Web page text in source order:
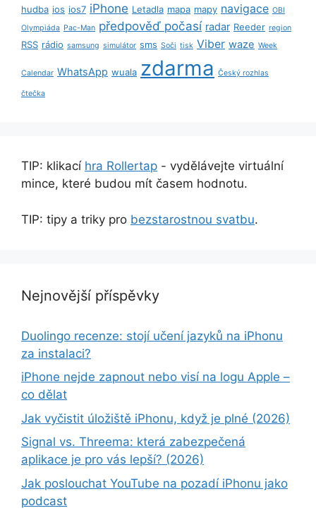
hudba ios ios7 iPhone Letadla mapa mapy navigace OBI
Olympiáda Pac-Man předpověď počasí radar Reeder region
RSS rádio samsung simulátor sms Soči tisk Viber waze Week
Calendar WhatsApp wuala zdarma Český rozhlas
čtečka
TIP: klikací hra Rollertap - vydělávejte virtuální
mince, které budou mít časem hodnotu.
TIP: tipy a triky pro bezstarostnou svatbu.
Nejnovější příspěvky
Duolingo recenze: stojí učení jazyků na iPhonu
za instalaci?
iPhone nejde zapnout nebo visí na logu Apple –
co dělat
Jak vyčistit úložiště iPhonu, když je plné (2026)
Signal vs. Threema: která zabezpečená
aplikace je pro vás lepší? (2026)
Jak poslouchat YouTube na pozadí iPhonu jako
podcast